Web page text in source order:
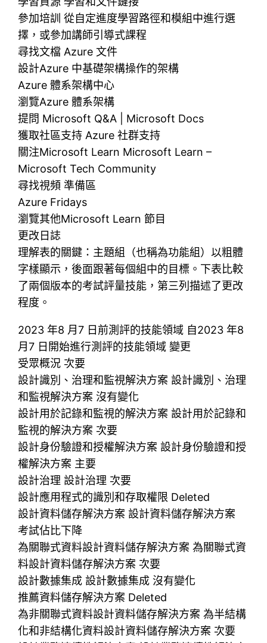
參加培訓 從自定進度學習路徑和模組中進行選
擇，或參加講師引導式課程
尋找文檔 Azure 文件
設計Azure 中基礎架構操作的架構
Azure 體系架構中心
瀏覽Azure 體系架構
提問 Microsoft Q&A | Microsoft Docs
獲取社區支持 Azure 社群支持
關注Microsoft Learn Microsoft Learn –
Microsoft Tech Community
尋找視頻 準備區
Azure Fridays
瀏覽其他Microsoft Learn 節目
更改日誌
理解表的關鍵：主題組（也稱為功能組）以粗體
字樣顯示，後面跟著每個組中的目標。下表比較
了兩個版本的考試評量技能，第三列描述了更改
程度。
2023 年8 月7 日前測評的技能領域 自2023 年8
月7 日開始進行測評的技能領域 變更
受眾概況 次要
設計識別、治理和監視解決方案 設計識別、治理
和監視解決方案 沒有變化
設計用於記錄和監視的解決方案 設計用於記錄和
監視的解決方案 次要
設計身份驗證和授權解決方案 設計身份驗證和授
權解決方案 主要
設計治理 設計治理 次要
設計應用程式的識別和存取權限 Deleted
設計資料儲存解決方案 設計資料儲存解決方案
考試佔比下降
為關聯式資料設計資料儲存解決方案 為關聯式資
料設計資料儲存解決方案 次要
設計數據集成 設計數據集成 沒有變化
推薦資料儲存解決方案 Deleted
為非關聯式資料設計資料儲存解決方案 為半結構
化和非結構化資料設計資料儲存解決方案 次要